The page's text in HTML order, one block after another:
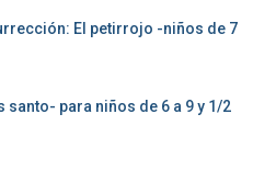
El petirrojo -niños de 7
santo- para niños de 6 a 9 y 1/2